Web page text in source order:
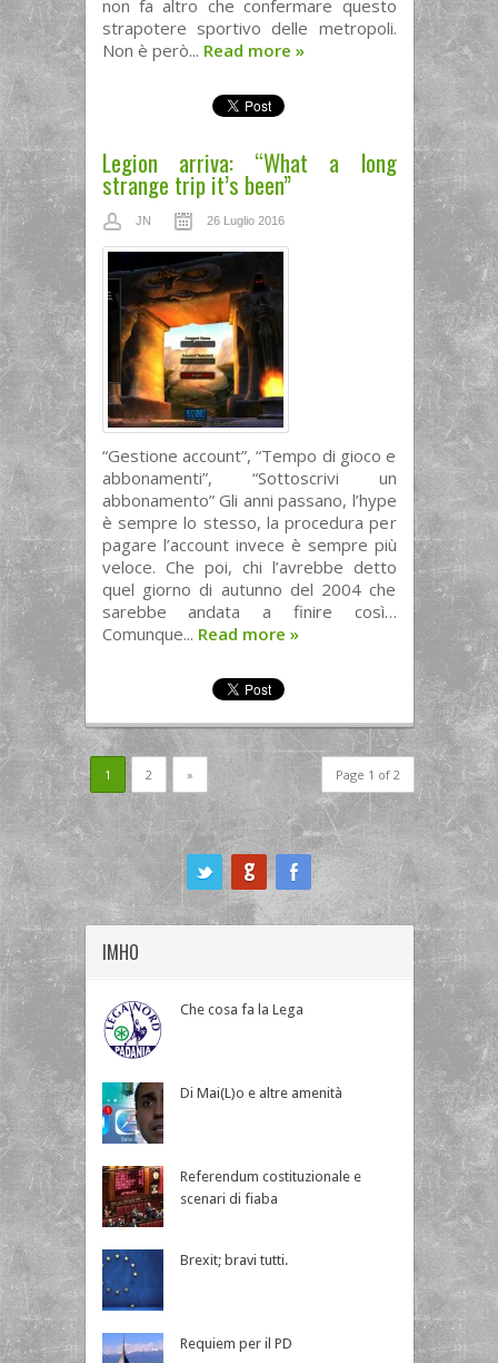
non fa altro che confermare questo
strapotere sportivo delle metropoli.
Non è però... Read more »
Legion arriva: “What a long
strange trip it’s been”
JN 26 Luglio 2016
“Gestione account”, “Tempo di gioco e
abbonamenti”, “Sottoscrivi un
abbonamento” Gli anni passano, l’hype
è sempre lo stesso, la procedura per
pagare l’account invece è sempre più
veloce. Che poi, chi l’avrebbe detto
quel giorno di autunno del 2004 che
sarebbe andata a finire così…
Comunque... Read more »
Page 1 of 2
1 2 »
IMHO
Che cosa fa la Lega
Di Mai(L)o e altre amenità
Referendum costituzionale e
scenari di fiaba
Brexit; bravi tutti.
Requiem per il PD